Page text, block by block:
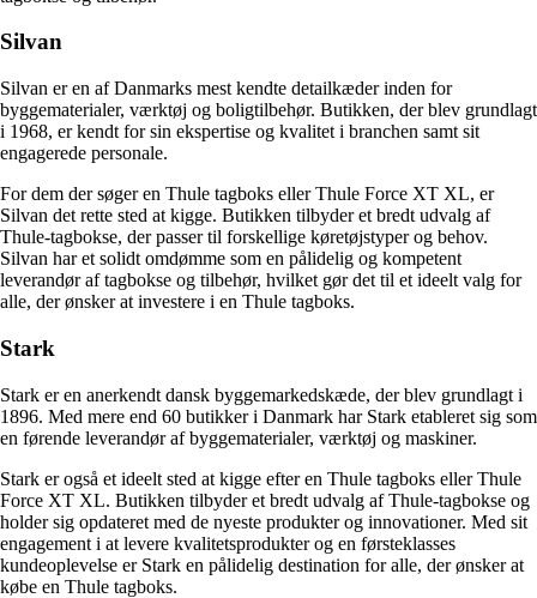
Silvan
Silvan er en af ​​Danmarks mest kendte detailkæder inden for
byggematerialer, værktøj og boligtilbehør. Butikken, der blev grundlagt
i 1968, er kendt for sin ekspertise og kvalitet i branchen samt sit
engagerede personale.
For dem der søger en Thule tagboks eller Thule Force XT XL, er
Silvan det rette sted at kigge. Butikken tilbyder et bredt udvalg af
Thule-tagbokse, der passer til forskellige køretøjstyper og behov.
Silvan har et solidt omdømme som en pålidelig og kompetent
leverandør af tagbokse og tilbehør, hvilket gør det til et ideelt valg for
alle, der ønsker at investere i en Thule tagboks.
Stark
Stark er en anerkendt dansk byggemarkedskæde, der blev grundlagt i
1896. Med mere end 60 butikker i Danmark har Stark etableret sig som
en førende leverandør af byggematerialer, værktøj og maskiner.
Stark er også et ideelt sted at kigge efter en Thule tagboks eller Thule
Force XT XL. Butikken tilbyder et bredt udvalg af Thule-tagbokse og
holder sig opdateret med de nyeste produkter og innovationer. Med sit
engagement i at levere kvalitetsprodukter og en førsteklasses
kundeoplevelse er Stark en pålidelig destination for alle, der ønsker at
købe en Thule tagboks.